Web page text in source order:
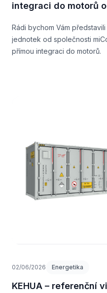
integraci do motorů
Rádi bychom Vám
jednotek od společnosti
přímou integraci do motorů.
02/06/2026 Energetika
KEHUA – referenční